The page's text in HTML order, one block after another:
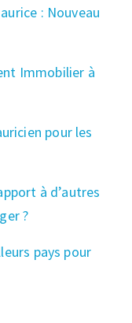
: Nouveau
Immobilier à
pour les
à d’autres
?
pays pour